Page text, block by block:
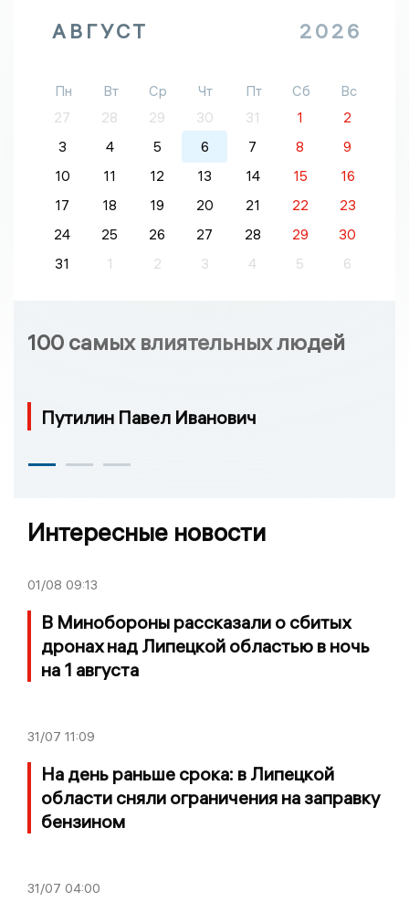
АВГУСТ 2026
Пн Вт Ср Чт Пт Сб
Вс
27
28 29 30 31 1
2
3
4 5 6 7 8
9
10
11 12 13 14 15
16
17
18 19 20 21 22
23
24
25 26 27 28 29
30
31
1 2 3 4 5 6
100 самых влиятельных людей
Путилин Павел Иванович
Интересные новости
01/08 09:13
В Минобороны рассказали о сбитых
дронах над Липецкой областью в ночь
на 1 августа
31/07 11:09
На день раньше срока: в Липецкой
области сняли ограничения на заправку
бензином
31/07 04:00